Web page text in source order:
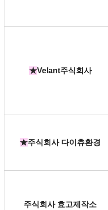
★Velant주식회사
★주식회사 다이츄환경
주식회사 효고제작소